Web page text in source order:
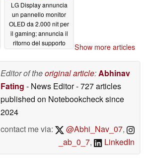
LG Display annuncia
un pannello monitor
OLED da 2.000 nit per
il gaming; annuncia il
ritorno del supporto
Show more articles
Editor of theoriginal article:Abhinav
Fating - News Editor- 727 articles
published on Notebookchecksince
2024
contact me via:
@Abhi_Nav_07,
_ab_0_7, LinkedIn